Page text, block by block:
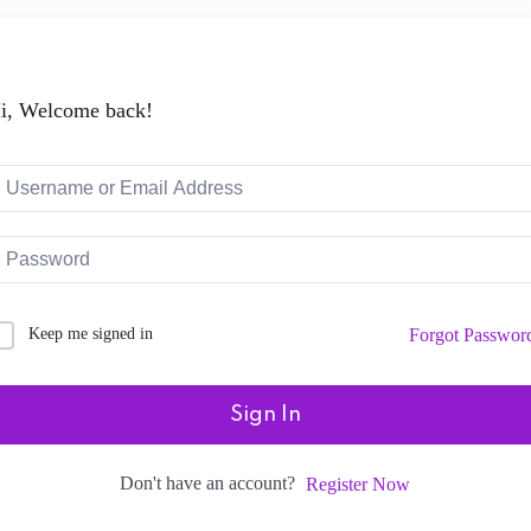
Welcome back!
Keep me signed in Forgot
Sign In
Don't have an account? Register Now